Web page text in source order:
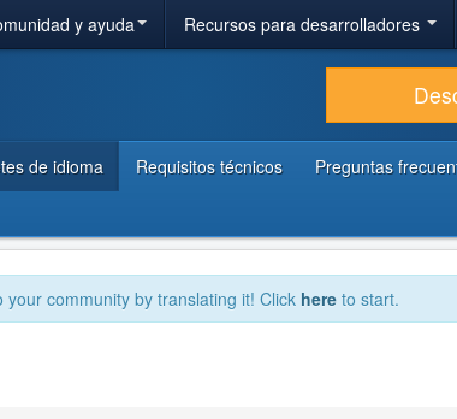
y ayuda Recursos para desarrolladores
de idioma Requisitos técnicos Preguntas
community by translating it! Click here to start.